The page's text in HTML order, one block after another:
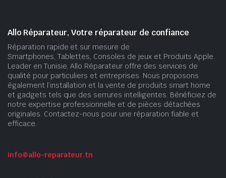
Allo Réparateur, Votre réparateur de confiance
Réparation rapide et sur mesure de
Smartphones, Tablettes, Consoles de jeux et Produits Apple.
Leader en Tunisie, Allo Réparateur offre des services de
qualité pour particuliers et entreprises. Nous proposons
également l’installation et la vente de produits smart home
et gadgets tels que des serrures intelligentes. Bénéficiez de
notre expertise professionnelle et de pièces détachées
originales. Contactez-nous pour une réparation fiable et
efficace.
info@allo-reparateur.tn